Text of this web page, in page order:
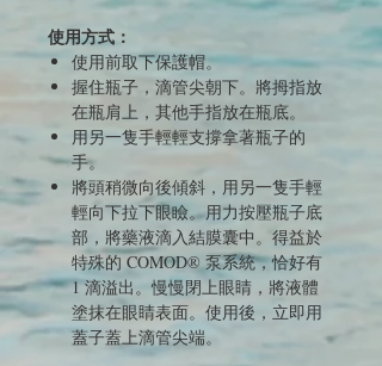
使用方式：
使用前取下保護帽。
握住瓶子，滴管尖朝下。將拇指放
在瓶肩上，其他手指放在瓶底。
用另一隻手輕輕支撐拿著瓶子的
手。
將頭稍微向後傾斜，用另一隻手輕
輕向下拉下眼瞼。用力按壓瓶子底
部，將藥液滴入結膜囊中。得益於
特殊的 COMOD® 泵系統，恰好有
1 滴溢出。慢慢閉上眼睛，將液體
塗抹在眼睛表面。使用後，立即用
蓋子蓋上滴管尖端。